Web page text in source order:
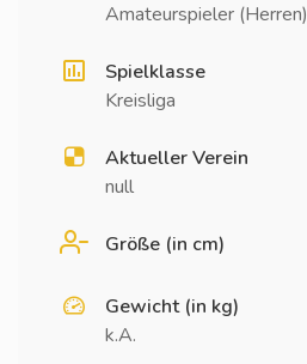
Amateurspieler (Herren)
Spielklasse
Kreisliga
Aktueller Verein
null
Größe (in cm)
Gewicht (in kg)
k.A.